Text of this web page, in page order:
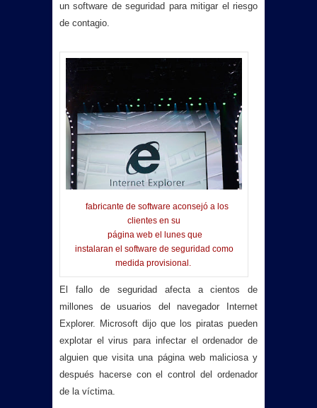
un software de seguridad para mitigar el riesgo
de contagio.
fabricante de software aconsejó a los
clientes en su
página web el lunes que
instalaran el software de seguridad como
medida provisional.
El fallo de seguridad afecta a cientos de
millones de usuarios del navegador Internet
Explorer. Microsoft dijo que los piratas pueden
explotar el virus para infectar el ordenador de
alguien que visita una página web maliciosa y
después hacerse con el control del ordenador
de la víctima.